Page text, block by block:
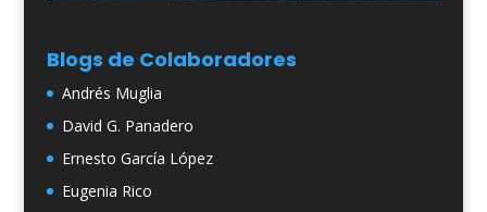
Blogs de Colaboradores
Andrés Muglia
David G. Panadero
Ernesto García López
Eugenia Rico